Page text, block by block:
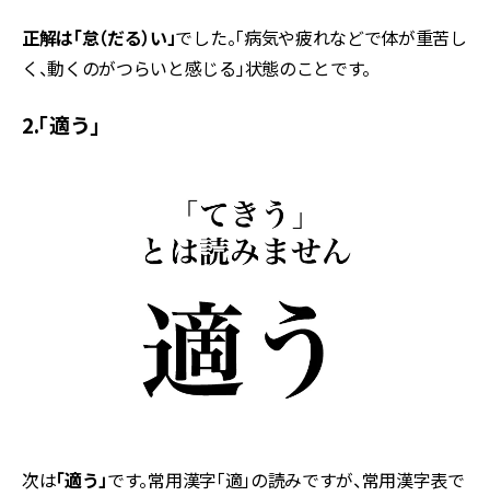
正解は「怠（だる）い」でした。「病気や疲れなどで体が重苦し
く、動くのがつらいと感じる」状態のことです。
2.「適う」
次は「適う」です。常用漢字「適」の読みですが、常用漢字表で